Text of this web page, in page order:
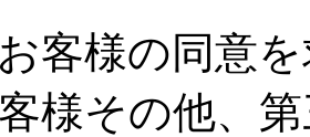
客様の同意
様その他、